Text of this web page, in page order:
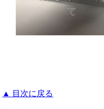
▲ 目次に戻る